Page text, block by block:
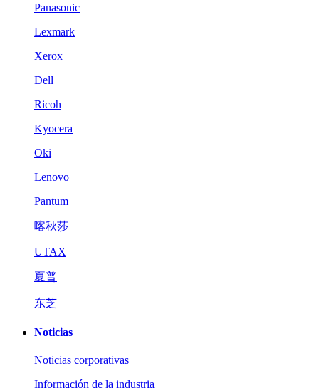
Panasonic
Lexmark
Xerox
Dell
Ricoh
Kyocera
Oki
Lenovo
Pantum
喀秋莎
UTAX
夏普
东芝
Noticias
Noticias corporativas
Información de la industria